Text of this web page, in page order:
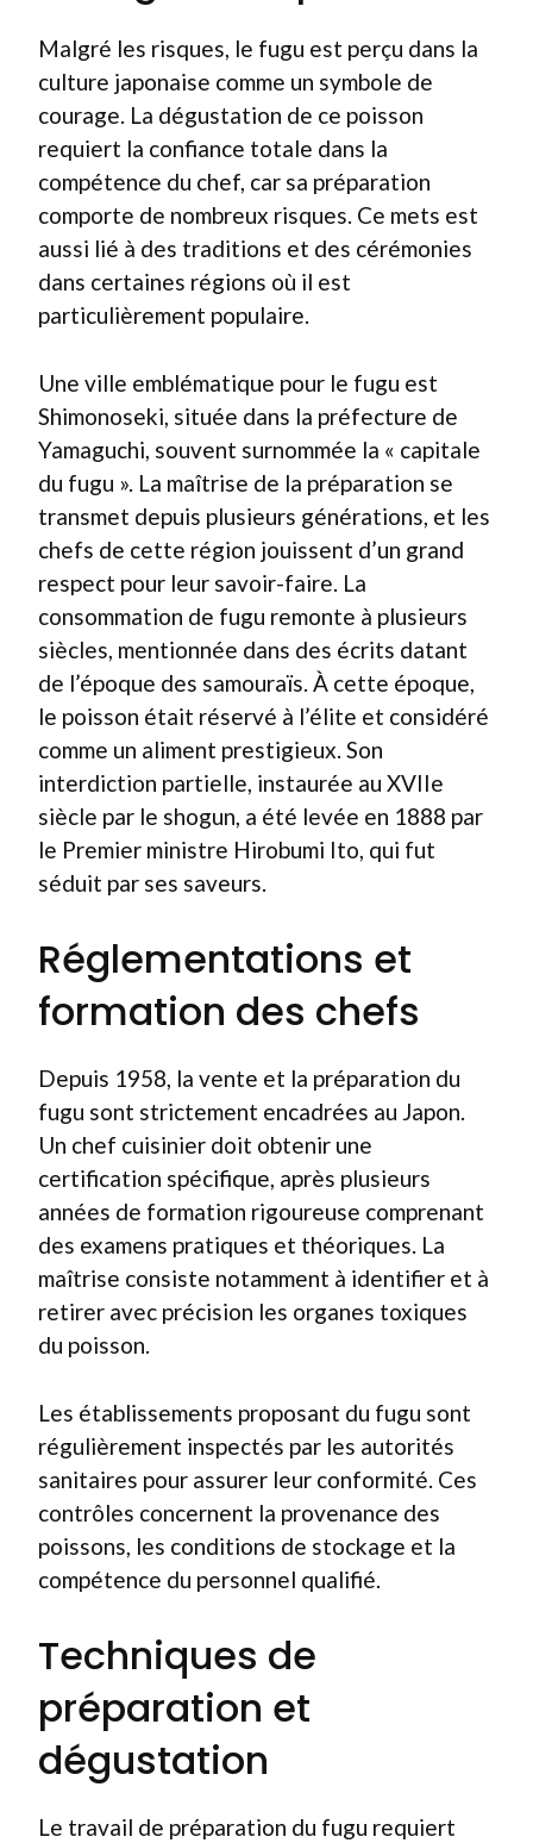
Malgré les risques, le fugu est perçu dans la
culture japonaise comme un symbole de
courage. La dégustation de ce poisson
requiert la confiance totale dans la
compétence du chef, car sa préparation
comporte de nombreux risques. Ce mets est
aussi lié à des traditions et des cérémonies
dans certaines régions où il est
particulièrement populaire.
Une ville emblématique pour le fugu est
Shimonoseki, située dans la préfecture de
Yamaguchi, souvent surnommée la « capitale
du fugu ». La maîtrise de la préparation se
transmet depuis plusieurs générations, et les
chefs de cette région jouissent d’un grand
respect pour leur savoir-faire. La
consommation de fugu remonte à plusieurs
siècles, mentionnée dans des écrits datant
de l’époque des samouraïs. À cette époque,
le poisson était réservé à l’élite et considéré
comme un aliment prestigieux. Son
interdiction partielle, instaurée au XVIIe
siècle par le shogun, a été levée en 1888 par
le Premier ministre Hirobumi Ito, qui fut
séduit par ses saveurs.
Réglementations et
formation des chefs
Depuis 1958, la vente et la préparation du
fugu sont strictement encadrées au Japon.
Un chef cuisinier doit obtenir une
certification spécifique, après plusieurs
années de formation rigoureuse comprenant
des examens pratiques et théoriques. La
maîtrise consiste notamment à identifier et à
retirer avec précision les organes toxiques
du poisson.
Les établissements proposant du fugu sont
régulièrement inspectés par les autorités
sanitaires pour assurer leur conformité. Ces
contrôles concernent la provenance des
poissons, les conditions de stockage et la
compétence du personnel qualifié.
Techniques de
préparation et
dégustation
Le travail de préparation du fugu requiert